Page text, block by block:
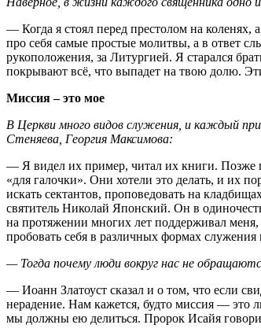
— Когда я стоял перед престолом на
про себя самые простые молитвы, а в ответ
рукоположения, за Литургией. Я старался
покрывают всё, что выпадет на твою долю.
Миссия – это мое
В Церкви много видов служения, и каждый
Стеняева, Георгия Максимова:
— Я видел их пример, читал их книги. Позже
«для галочки». Они хотели это делать, и их
искать сектантов, проповедовать на
святитель Николай Японский. Он в
на протяжении многих лет поддерживал
пробовать себя в различных формах
— Тогда почему люди вокруг нас не
— Иоанн Златоуст сказал и о том, что если
нерадение. Нам кажется, будто миссия — это
мы должны ею делиться. Пророк Исайя